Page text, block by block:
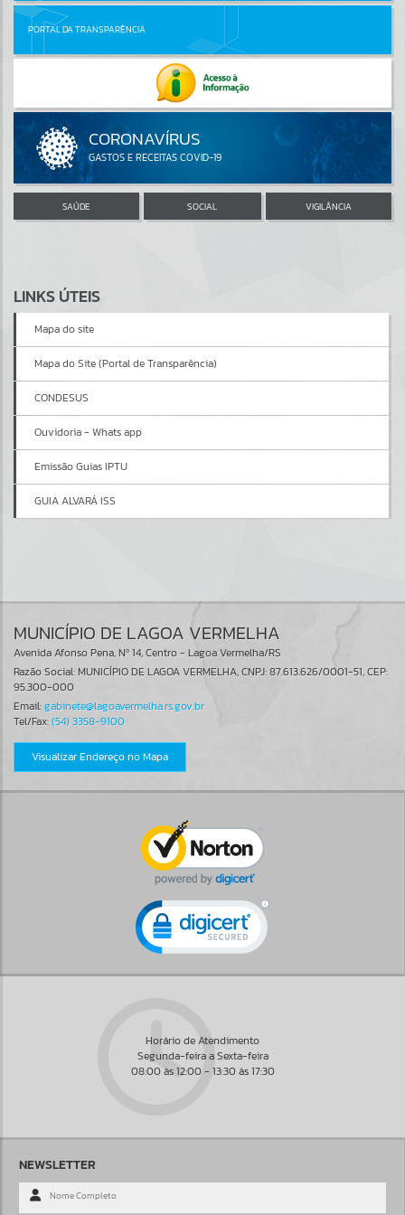
PORTAL DA TRANSPARÊNCIA
SAÚDE SOCIAL VIGILÂNCIA
LINKS ÚTEIS
Mapa do site
Mapa do Site (Portal de Transparência)
CONDESUS
Ouvidoria - Whats app
Emissão Guias IPTU
GUIA ALVARÁ ISS
MUNICÍPIO DE LAGOA VERMELHA
Avenida Afonso Pena, Nº 14, Centro - Lagoa Vermelha/RS
Razão Social: MUNICÍPIO DE LAGOA VERMELHA, CNPJ: 87.613.626/0001-51, CEP:
95.300-000
Email:gabinete@lagoavermelha.rs.gov.br
Tel/Fax:(54) 3358-9100
Visualizar Endereço no Mapa
Horário de Atendimento
Segunda-feira a Sexta-feira
08:00 às 12:00 - 13:30 às 17:30
NEWSLETTER